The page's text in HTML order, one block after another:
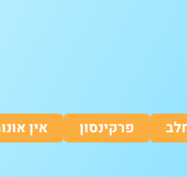
פרקינסון
אין